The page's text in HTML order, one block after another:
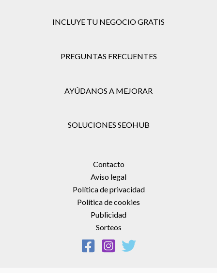
INCLUYE TU NEGOCIO GRATIS
PREGUNTAS FRECUENTES
AYÚDANOS A MEJORAR
SOLUCIONES SEOHUB
Contacto
Aviso legal
Política de privacidad
Política de cookies
Publicidad
Sorteos